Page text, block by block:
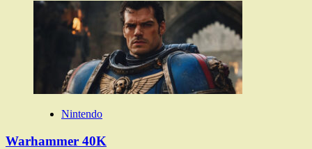
о
Board
Game
Nintendo
Warhammer 40K